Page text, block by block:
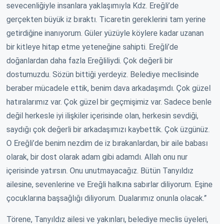
sevecenliğiyle insanlara yaklaşımıyla Kdz. Ereğli’de
gerçekten büyük iz bıraktı. Ticaretin gereklerini tam yerine
getirdiğine inanıyorum. Güler yüzüyle köylere kadar uzanan
bir kitleye hitap etme yeteneğine sahipti. Ereğli’de
doğanlardan daha fazla Ereğliliydi. Çok değerli bir
dostumuzdu. Sözün bittiği yerdeyiz. Belediye meclisinde
beraber mücadele ettik, benim dava arkadaşımdı. Çok güzel
hatıralarımız var. Çok güzel bir geçmişimiz var. Sadece benle
değil herkesle iyi ilişkiler içerisinde olan, herkesin sevdiği,
saydığı çok değerli bir arkadaşımızı kaybettik. Çok üzgünüz.
O Ereğli’de benim nezdim de iz bırakanlardan, bir aile babası
olarak, bir dost olarak adam gibi adamdı. Allah onu nur
içerisinde yatırsın. Onu unutmayacağız. Bütün Tanyıldız
ailesine, sevenlerine ve Ereğli halkına sabırlar diliyorum. Eşine
çocuklarına başsağlığı diliyorum. Dualarımız onunla olacak.”
Törene, Tanyıldız ailesi ve yakınları, belediye meclis üyeleri,